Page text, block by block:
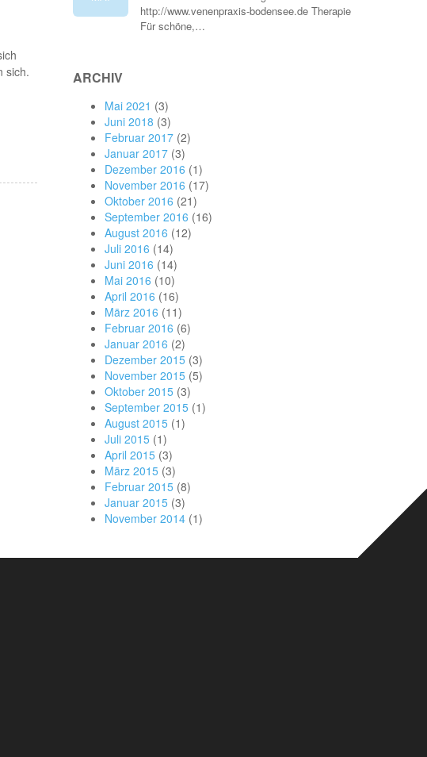
sich.
http://www.venenpraxis-bodensee.de Therapie
Für schöne,…
ARCHIV
Mai 2021 (3)
Juni 2018 (3)
Februar 2017 (2)
Januar 2017 (3)
Dezember 2016 (1)
November 2016 (17)
Oktober 2016 (21)
September 2016 (16)
August 2016 (12)
Juli 2016 (14)
Juni 2016 (14)
Mai 2016 (10)
April 2016 (16)
März 2016 (11)
Februar 2016 (6)
Januar 2016 (2)
Dezember 2015 (3)
November 2015 (5)
Oktober 2015 (3)
September 2015 (1)
August 2015 (1)
Juli 2015 (1)
April 2015 (3)
März 2015 (3)
Februar 2015 (8)
Januar 2015 (3)
November 2014 (1)